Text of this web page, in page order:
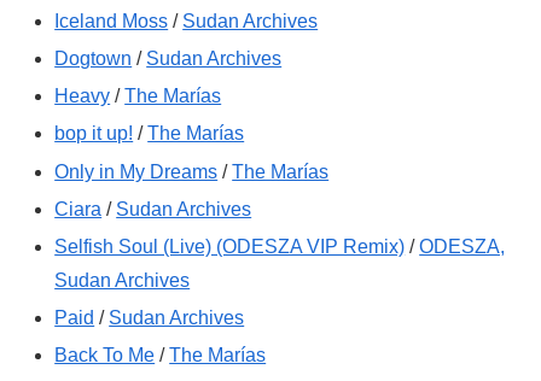
Iceland Moss / Sudan Archives
Dogtown / Sudan Archives
Heavy /The Marías
bop it up! /The Marías
Only in My Dreams /The Marías
Ciara / Sudan Archives
Selfish Soul (Live) (ODESZA VIP Remix) /ODESZA,
Sudan Archives
Paid / Sudan Archives
Back To Me /The Marías